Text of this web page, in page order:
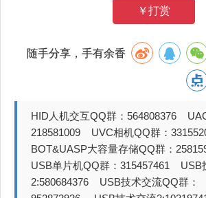
￥打赏
随手分享，手有余香
HID人机交互QQ群：564808376
218581009 UVC相机QQ群：
BOT&UASP大容量存储QQ群：
USB单片机QQ群：315457461 USB
2:580684376 USB技术交流QQ群：